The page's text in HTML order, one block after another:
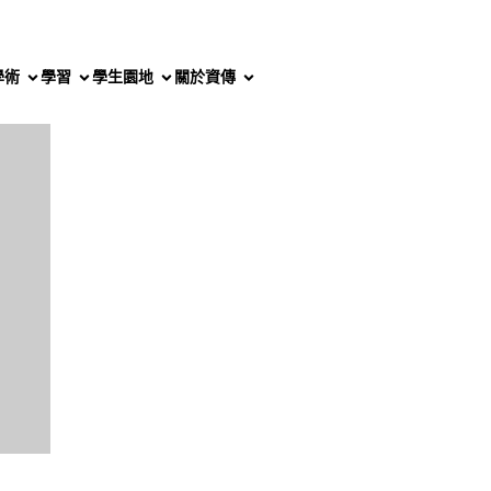
術 學習 學生園地 關於資傳